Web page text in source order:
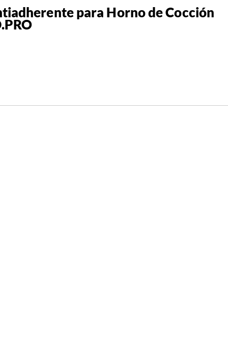
para Horno de Cocción